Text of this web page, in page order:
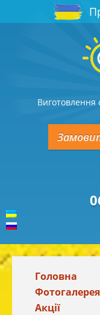
Виготовлення
Головна
Фотогалерея
Акції